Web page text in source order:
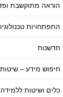
הוראה מתוקשבת
התפתחויות
חדשנות
חיפוש מידע –
כלים ושיטות